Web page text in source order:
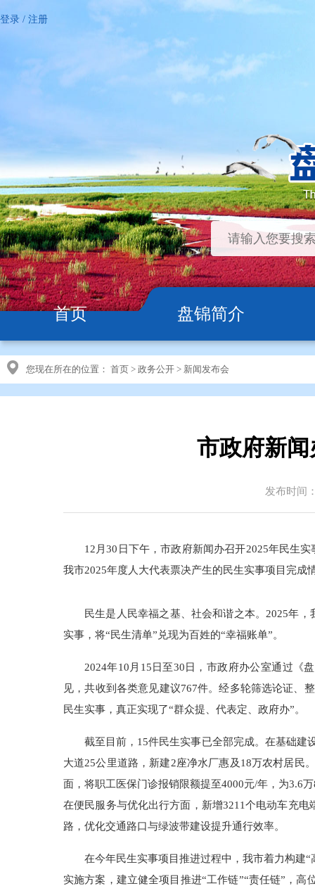
登录 / 注册
首页 盘锦简介
您现在所在的位置： 首页 > 政务公开 > 新闻发布会
市政府新
发布时间
12月30日下午，市政府新闻办召开2025年民生
我市2025年度人大代表票决产生的民生实事项目完成
民生是人民幸福之基、社会和谐之本。2025年
实事，将“民生清单”兑现为百姓的“幸福账单”。
2024年10月15日至30日，市政府办公室通过《
见，共收到各类意见建议767件。经多轮筛选论证、
民生实事，真正实现了“群众提、代表定、政府办”。
截至目前，15件民生实事已全部完成。在基础建
大道25公里道路，新建2座净水厂惠及18万农村居民
面，将职工医保门诊报销限额提至4000元/年，为3.6
在便民服务与优化出行方面，新增3211个电动车充
路，优化交通路口与绿波带建设提升通行效率。
在今年民生实事项目推进过程中，我市着力构建
实施方案，建立健全项目推进“工作链”“责任链”，